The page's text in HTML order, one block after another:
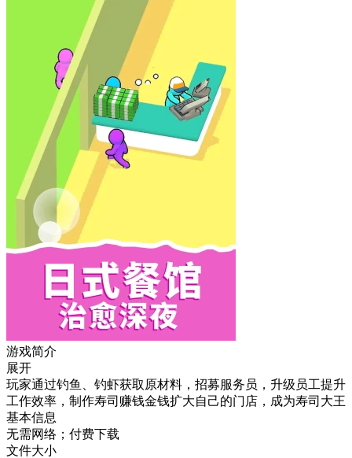
游戏简介
展开
玩家通过钓鱼、钓虾获取原材料，招募服务员，升级员工提升
工作效率，制作寿司赚钱金钱扩大自己的门店，成为寿司大王
基本信息
无需网络；付费下载
文件大小